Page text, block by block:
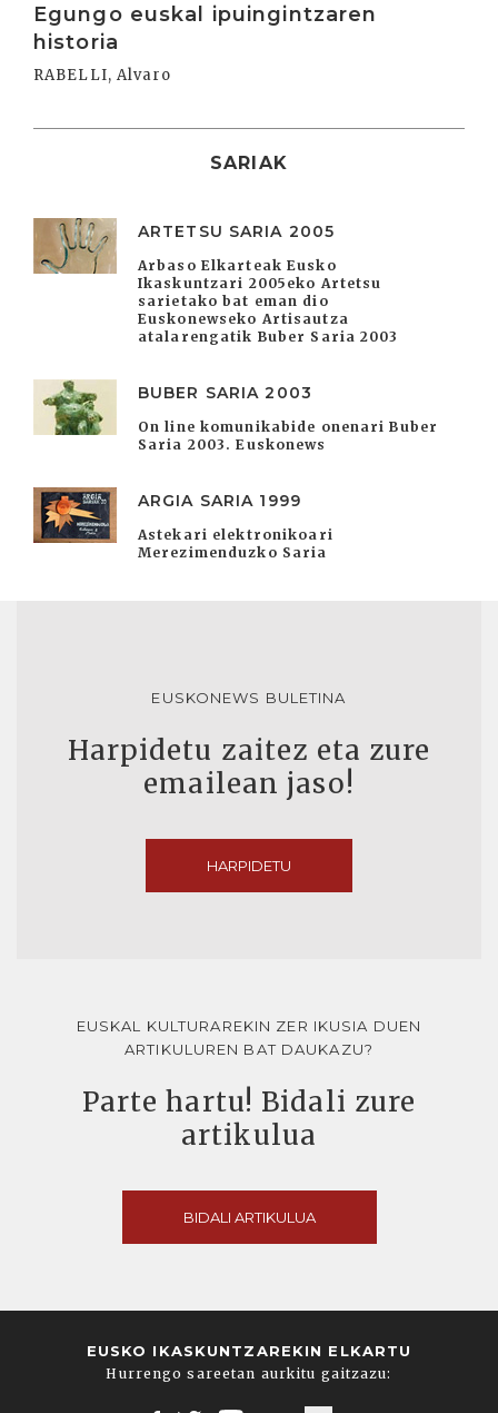
Egungo euskal ipuingintzaren
historia
RABELLI, Alvaro
SARIAK
ARTETSU SARIA 2005
Arbaso Elkarteak Eusko
Ikaskuntzari 2005eko Artetsu
sarietako bat eman dio
Euskonewseko Artisautza
atalarengatik Buber Saria 2003
BUBER SARIA 2003
On line komunikabide onenari Buber
Saria 2003. Euskonews
ARGIA SARIA 1999
Astekari elektronikoari
Merezimenduzko Saria
EUSKONEWS BULETINA
Harpidetu zaitez eta zure
emailean jaso!
HARPIDETU
EUSKAL KULTURAREKIN ZER IKUSIA DUEN
ARTIKULUREN BAT DAUKAZU?
Parte hartu! Bidali zure
artikulua
BIDALI ARTIKULUA
EUSKO IKASKUNTZAREKIN ELKARTU
Hurrengo sareetan aurkitu gaitzazu: